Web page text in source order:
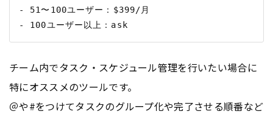
- 51〜100ユーザー：$399/月
チーム内でタスク・スケジュール管理を行いたい場合に
特にオススメのツールです。
＠や#をつけてタスクのグループ化や完了させる順番など